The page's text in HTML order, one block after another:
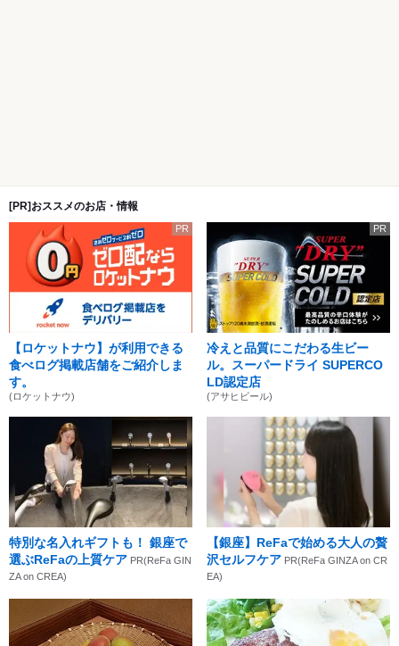
[PR]おススメのお店・情報
PR
【ロケットナウ】が利用できる
食べログ掲載店舗をご紹介しま
す。
(ロケットナウ)
PR
冷えと品質にこだわる生ビー
ル。スーパードライ SUPERCO
LD認定店
(アサヒビール)
特別な名入れギフトも！ 銀座で
選ぶReFaの上質ケア PR(ReFa GIN
ZA on CREA)
【銀座】ReFaで始める大人の贅
沢セルフケア PR(ReFa GINZA on CR
EA)